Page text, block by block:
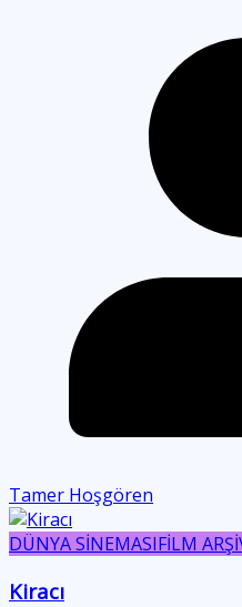
Tamer Hoşgören
DÜNYA SİNEMASIFİLM
Kiracı